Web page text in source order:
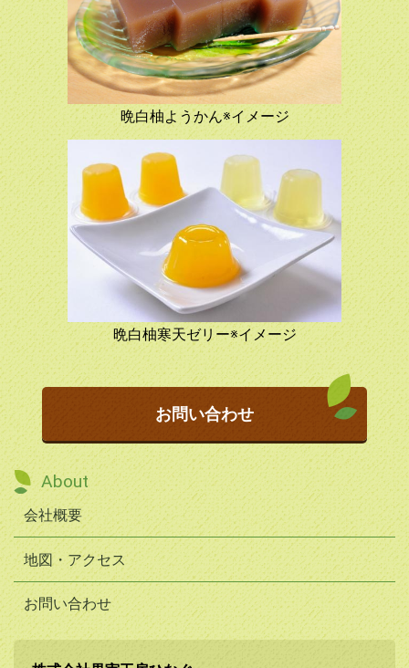
晩白柚ようかん※イメージ
晩白柚寒天ゼリー※イメージ
お問い合わせ
About
会社概要
地図・アクセス
お問い合わせ